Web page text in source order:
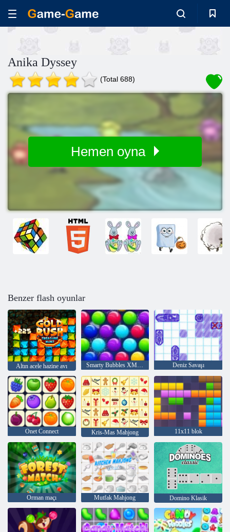
Anika Dyssey
(Total 688)
Hemen oyna
Benzer flash oyunlar
Altın acele hazine avı Smarty Bubbles XMas Sürümü Deniz Savaşı
Onet Connect Kris-Mas Mahjong 11x11 blok
Orman maçı Mutfak Mahjong Domino Klasik